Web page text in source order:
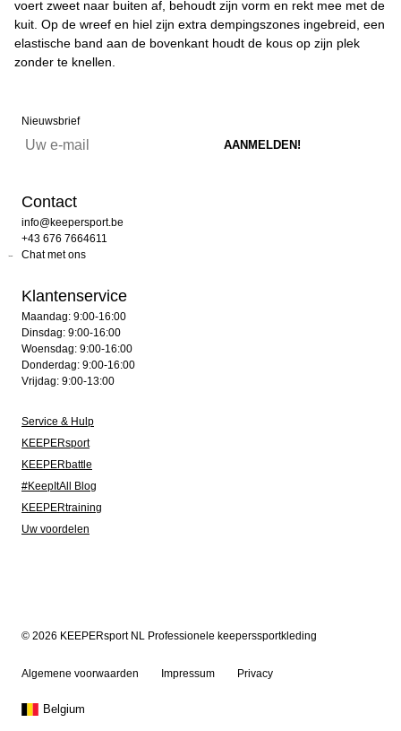
voert zweet naar buiten af, behoudt zijn vorm en rekt mee met de
kuit. Op de wreef en hiel zijn extra dempingszones ingebreid, een
elastische band aan de bovenkant houdt de kous op zijn plek
zonder te knellen.
Nieuwsbrief
Contact
info@keepersport.be
+43 676 7664611
Chat met ons
Klantenservice
Maandag: 9:00-16:00
Dinsdag: 9:00-16:00
Woensdag: 9:00-16:00
Donderdag: 9:00-16:00
Vrijdag: 9:00-13:00
Service & Hulp
KEEPERsport
KEEPERbattle
#KeepItAll Blog
KEEPERtraining
Uw voordelen
© 2026 KEEPERsport NL Professionele keeperssportkleding
Algemene voorwaarden Impressum Privacy
Belgium